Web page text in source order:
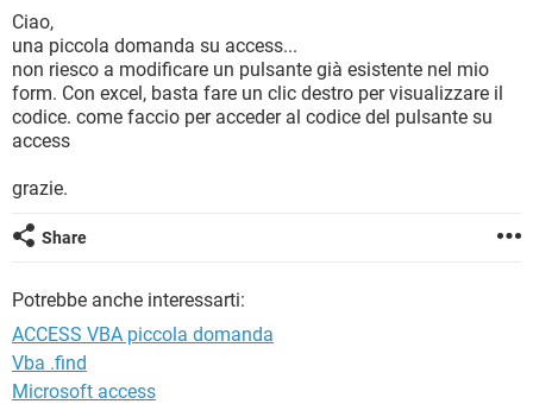
HARDWARE
INSTAGRAM
TIKTOK FACEBOOK
HARDWARE
iOS
INSTAGRAM WHATSAPP
TIKTOK FACEBOOK
HARDWARE
COVID-19
INTRATTENIMENTO ANDROID
iOS WINDOWS 10
Ciao,
una piccola domanda su access...
non riesco a modificare un pulsante già esistente nel mio
form. Con excel, basta fare un clic destro per visualizzare il
codice. come faccio per acceder al codice del pulsante su
access
grazie.
Share
Potrebbe anche interessarti:
ACCESS VBA piccola domanda
Vba .find
Microsoft access